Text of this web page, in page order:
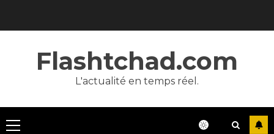
Flashtchad.com
L'actualité en temps réel.
Primary